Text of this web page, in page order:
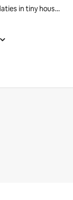
Accommodaties in tiny houses